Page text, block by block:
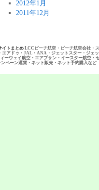
2012年1月
2011年12月
イトまとめ LCCピーチ航空・ピーチ航空会社・
エアドゥ・JAL・ANA・ジェットスター・ジェ
ーウェイ航空・エアプサン・イースター航空
ペーン運賃・ネット販売・ネット予約購入など